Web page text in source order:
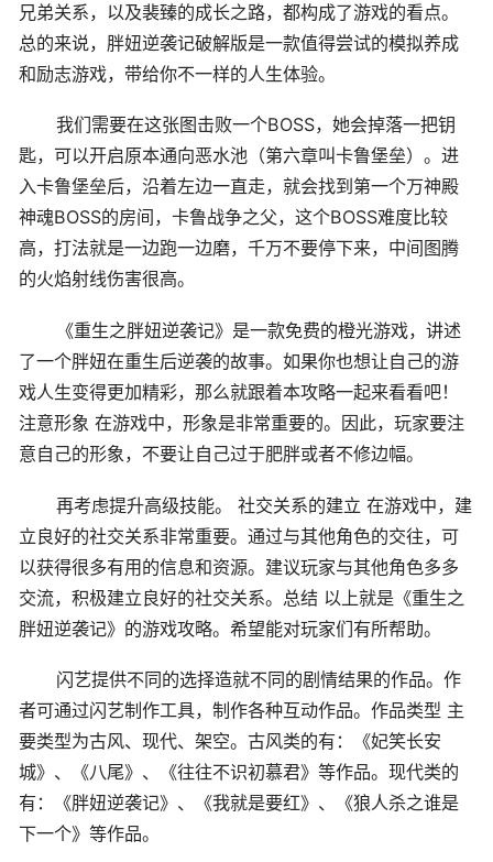
兄弟关系，以及裴臻的成长之路，都构成了游戏的看点。
总的来说，胖妞逆袭记破解版是一款值得尝试的模拟养成
和励志游戏，带给你不一样的人生体验。
我们需要在这张图击败一个BOSS，她会掉落一把钥
匙，可以开启原本通向恶水池（第六章叫卡鲁堡垒）。进
入卡鲁堡垒后，沿着左边一直走，就会找到第一个万神殿
神魂BOSS的房间，卡鲁战争之父，这个BOSS难度比较
高，打法就是一边跑一边磨，千万不要停下来，中间图腾
的火焰射线伤害很高。
《重生之胖妞逆袭记》是一款免费的橙光游戏，讲述
了一个胖妞在重生后逆袭的故事。如果你也想让自己的游
戏人生变得更加精彩，那么就跟着本攻略一起来看看吧！
注意形象 在游戏中，形象是非常重要的。因此，玩家要注
意自己的形象，不要让自己过于肥胖或者不修边幅。
再考虑提升高级技能。 社交关系的建立 在游戏中，建
立良好的社交关系非常重要。通过与其他角色的交往，可
以获得很多有用的信息和资源。建议玩家与其他角色多多
交流，积极建立良好的社交关系。总结 以上就是《重生之
胖妞逆袭记》的游戏攻略。希望能对玩家们有所帮助。
闪艺提供不同的选择造就不同的剧情结果的作品。作
者可通过闪艺制作工具，制作各种互动作品。作品类型 主
要类型为古风、现代、架空。古风类的有：《妃笑长安
城》、《八尾》、《往往不识初慕君》等作品。现代类的
有：《胖妞逆袭记》、《我就是要红》、《狼人杀之谁是
下一个》等作品。